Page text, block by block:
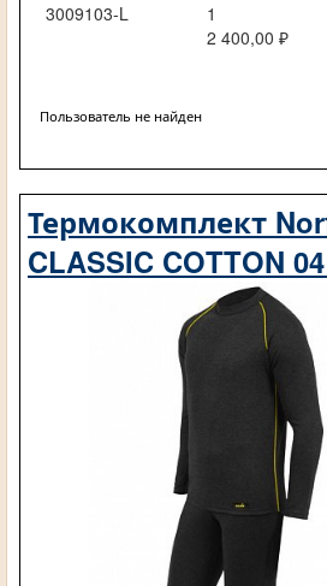
3009103-L
1
2 400,00 ₽
Пользователь не найден
Термокомплект
CLASSIC COTTON